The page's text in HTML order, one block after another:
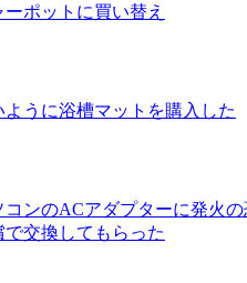
ポットに買い替え
うに浴槽マットを購入した
ンのACアダプターに発火
交換してもらった